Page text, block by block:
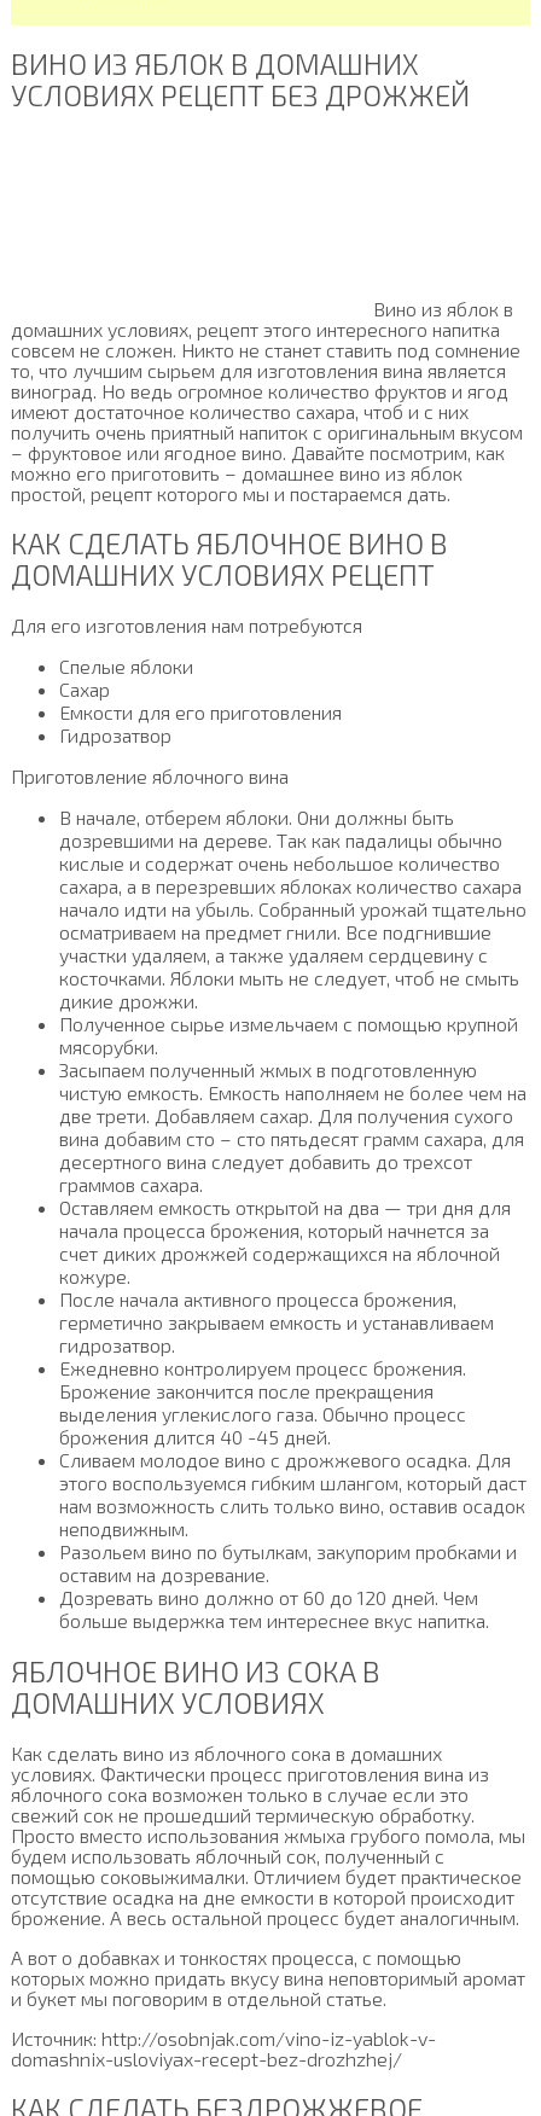
ВИНО ИЗ ЯБЛОК В ДОМАШНИХ
УСЛОВИЯХ РЕЦЕПТ БЕЗ ДРОЖЖЕЙ
Вино из яблок в
домашних условиях, рецепт этого интересного напитка
совсем не сложен. Никто не станет ставить под сомнение
то, что лучшим сырьем для изготовления вина является
виноград. Но ведь огромное количество фруктов и ягод
имеют достаточное количество сахара, чтоб и с них
получить очень приятный напиток с оригинальным вкусом
– фруктовое или ягодное вино. Давайте посмотрим, как
можно его приготовить – домашнее вино из яблок
простой, рецепт которого мы и постараемся дать.
КАК СДЕЛАТЬ ЯБЛОЧНОЕ ВИНО В
ДОМАШНИХ УСЛОВИЯХ РЕЦЕПТ
Для его изготовления нам потребуются
Спелые яблоки
Сахар
Емкости для его приготовления
Гидрозатвор
Приготовление яблочного вина
В начале, отберем яблоки. Они должны быть
дозревшими на дереве. Так как падалицы обычно
кислые и содержат очень небольшое количество
сахара, а в перезревших яблоках количество сахара
начало идти на убыль. Собранный урожай тщательно
осматриваем на предмет гнили. Все подгнившие
участки удаляем, а также удаляем сердцевину с
косточками. Яблоки мыть не следует, чтоб не смыть
дикие дрожжи.
Полученное сырье измельчаем с помощью крупной
мясорубки.
Засыпаем полученный жмых в подготовленную
чистую емкость. Емкость наполняем не более чем на
две трети. Добавляем сахар. Для получения сухого
вина добавим сто – сто пятьдесят грамм сахара, для
десертного вина следует добавить до трехсот
граммов сахара.
Оставляем емкость открытой на два — три дня для
начала процесса брожения, который начнется за
счет диких дрожжей содержащихся на яблочной
кожуре.
После начала активного процесса брожения,
герметично закрываем емкость и устанавливаем
гидрозатвор.
Ежедневно контролируем процесс брожения.
Брожение закончится после прекращения
выделения углекислого газа. Обычно процесс
брожения длится 40 -45 дней.
Сливаем молодое вино с дрожжевого осадка. Для
этого воспользуемся гибким шлангом, который даст
нам возможность слить только вино, оставив осадок
неподвижным.
Разольем вино по бутылкам, закупорим пробками и
оставим на дозревание.
Дозревать вино должно от 60 до 120 дней. Чем
больше выдержка тем интереснее вкус напитка.
ЯБЛОЧНОЕ ВИНО ИЗ СОКА В
ДОМАШНИХ УСЛОВИЯХ
Как сделать вино из яблочного сока в домашних
условиях. Фактически процесс приготовления вина из
яблочного сока возможен только в случае если это
свежий сок не прошедший термическую обработку.
Просто вместо использования жмыха грубого помола, мы
будем использовать яблочный сок, полученный с
помощью соковыжималки. Отличием будет практическое
отсутствие осадка на дне емкости в которой происходит
брожение. А весь остальной процесс будет аналогичным.
А вот о добавках и тонкостях процесса, с помощью
которых можно придать вкусу вина неповторимый аромат
и букет мы поговорим в отдельной статье.
Источник: http://osobnjak.com/vino-iz-yablok-v-
domashnix-usloviyax-recept-bez-drozhzhej/
КАК СДЕЛАТЬ БЕЗДРОЖЖЕВОЕ